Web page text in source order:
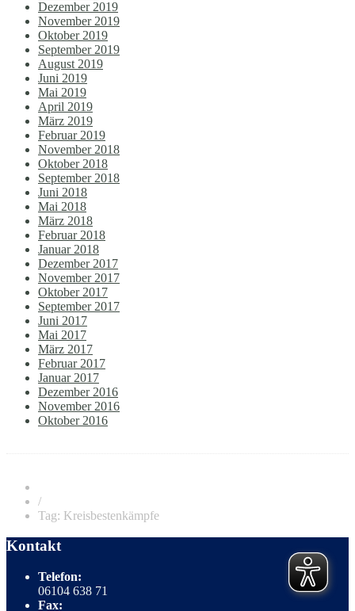
Dezember 2019
November 2019
Oktober 2019
September 2019
August 2019
Juni 2019
Mai 2019
April 2019
März 2019
Februar 2019
November 2018
Oktober 2018
September 2018
Juni 2018
Mai 2018
März 2018
Februar 2018
Januar 2018
Dezember 2017
November 2017
Oktober 2017
September 2017
Juni 2017
Mai 2017
März 2017
Februar 2017
Januar 2017
Dezember 2016
November 2016
Oktober 2016
/
Tag: Kreisbestenkämpfe
Kontakt
Telefon:
06104 638 71
Fax: